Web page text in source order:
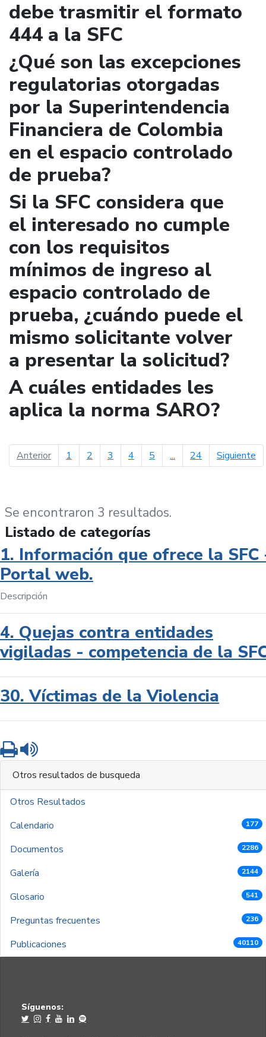
debe trasmitir el formato
444 a la SFC
¿Qué son las excepciones
regulatorias otorgadas
por la Superintendencia
Financiera de Colombia
en el espacio controlado
de prueba?
Si la SFC considera que
el interesado no cumple
con los requisitos
mínimos de ingreso al
espacio controlado de
prueba, ¿cuándo puede el
mismo solicitante volver
a presentar la solicitud?
A cuáles entidades les
aplica la norma SARO?
Anteriorpágina anterior
1 2 3 4 5 ... 24 Siguiente
Se encontraron 3 resultados.
Listado de categorías
1. Información que ofrece la SFC
Portal web.
Descripción
4. Quejas contra entidades
vigiladas - competencia de la
30. Víctimas de la Violencia
Imprimir
Otros resultados de busqueda
Otros Resultados
Calendario
177
Documentos 2286
Galería 2144
Glosario 541
Preguntas frecuentes 236
Publicaciones 40110
Síguenos: